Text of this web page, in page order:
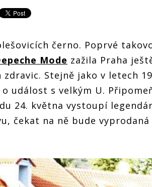
černo. Poprvé
Mode zažila Praha
zdravic. Stejně jako v letech
událost s velkým U.
24. května vystoupí
čekat na ně bude vyprodaná